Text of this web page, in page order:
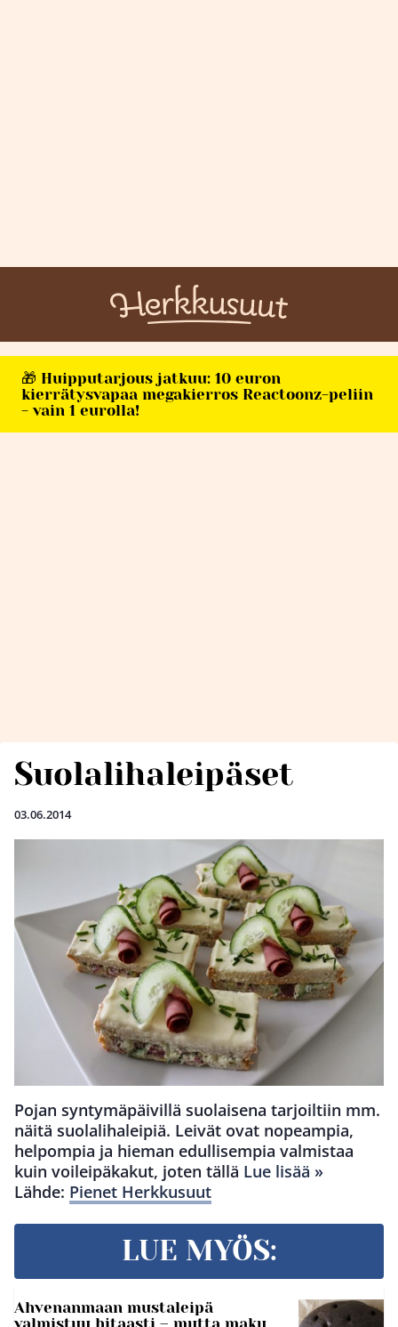
🎁 Huipputarjous jatkuu: 10 euron
kierrätysvapaa megakierros Reactoonz-peliin
- vain 1 eurolla!
Suolalihaleipäset
03.06.2014
Pojan syntymäpäivillä suolaisena tarjoiltiin mm.
näitä suolalihaleipiä. Leivät ovat nopeampia,
helpompia ja hieman edullisempia valmistaa
kuin voileipäkakut, joten tällä Lue lisää »
Lähde: Pienet Herkkusuut
LUE MYÖS:
Ahvenanmaan mustaleipä